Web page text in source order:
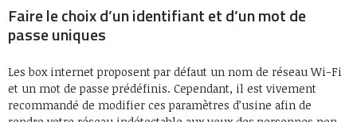
Faire le choix d’un identifiant et d’un mot de
passe uniques
Les box internet proposent par défaut un nom de réseau Wi-Fi
et un mot de passe prédéfinis. Cependant, il est vivement
recommandé de modifier ces paramètres d’usine afin de